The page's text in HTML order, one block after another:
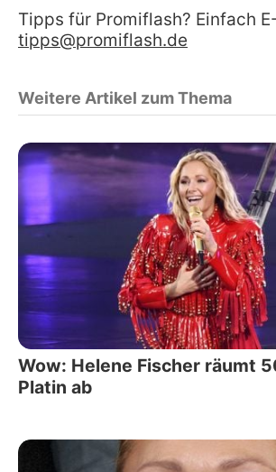
Tipps für Promiflash? Einfach
tipps@promiflash.de
Weitere Artikel zum Thema
Wow: Helene Fischer räumt
Platin ab